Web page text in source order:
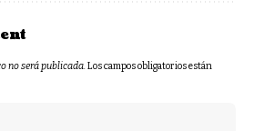
no será publicada.Los campos obligatorios están